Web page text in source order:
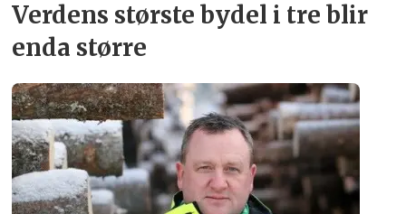
Verdens største bydel i tre blir
enda større